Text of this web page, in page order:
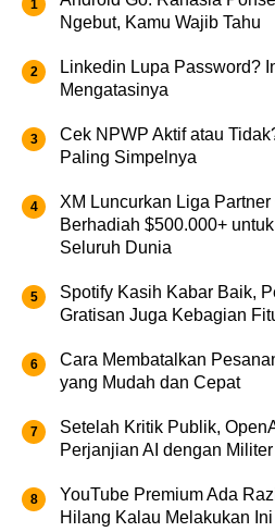
Ngebut, Kamu Wajib Tahu
Linkedin Lupa Password?
Mengatasinya
Cek NPWP Aktif atau
Paling Simpelnya
XM Luncurkan Liga Partner
Berhadiah $500.000+
Seluruh Dunia
Spotify Kasih Kabar Baik,
Gratisan Juga Kebagian
Cara Membatalkan
yang Mudah dan Cepat
Setelah Kritik Publik,
Perjanjian AI dengan Militer
YouTube Premium Ada
Hilang Kalau Melakukan Ini